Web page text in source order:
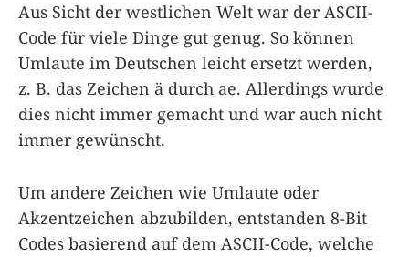
Aus Sicht der westlichen Welt war der ASCII-
Code für viele Dinge gut genug. So können
Umlaute im Deutschen leicht ersetzt werden,
z. B. das Zeichen ä durch ae. Allerdings wurde
dies nicht immer gemacht und war auch nicht
immer gewünscht.
Um andere Zeichen wie Umlaute oder
Akzentzeichen abzubilden, entstanden 8-Bit
Codes basierend auf dem ASCII-Code, welche